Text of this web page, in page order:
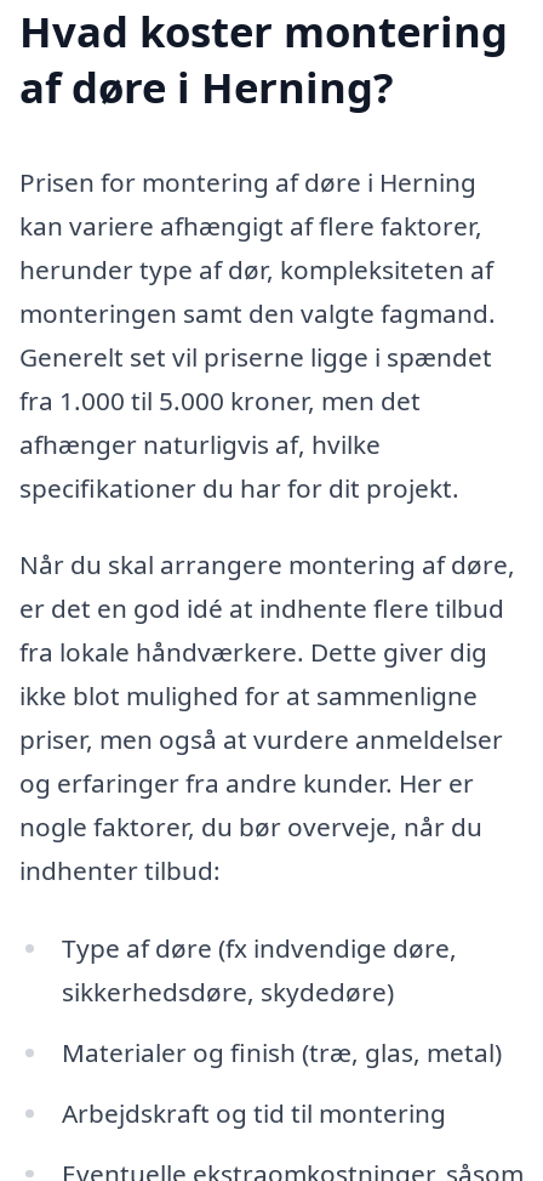
Hvad koster montering
af døre i Herning?
Prisen for montering af døre i Herning
kan variere afhængigt af flere faktorer,
herunder type af dør, kompleksiteten af
monteringen samt den valgte fagmand.
Generelt set vil priserne ligge i spændet
fra 1.000 til 5.000 kroner, men det
afhænger naturligvis af, hvilke
specifikationer du har for dit projekt.
Når du skal arrangere montering af døre,
er det en god idé at indhente flere tilbud
fra lokale håndværkere. Dette giver dig
ikke blot mulighed for at sammenligne
priser, men også at vurdere anmeldelser
og erfaringer fra andre kunder. Her er
nogle faktorer, du bør overveje, når du
indhenter tilbud:
Type af døre (fx indvendige døre,
sikkerhedsdøre, skydedøre)
Materialer og finish (træ, glas, metal)
Arbejdskraft og tid til montering
Eventuelle ekstraomkostninger, såsom